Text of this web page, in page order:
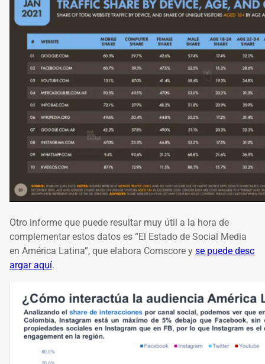
Otro informe que puede resultar muy útil a la hora de
complementar estos datos es “El Estado de Social Media
en América Latina”, que elabora Comscore y se puede desc
argar aquí.